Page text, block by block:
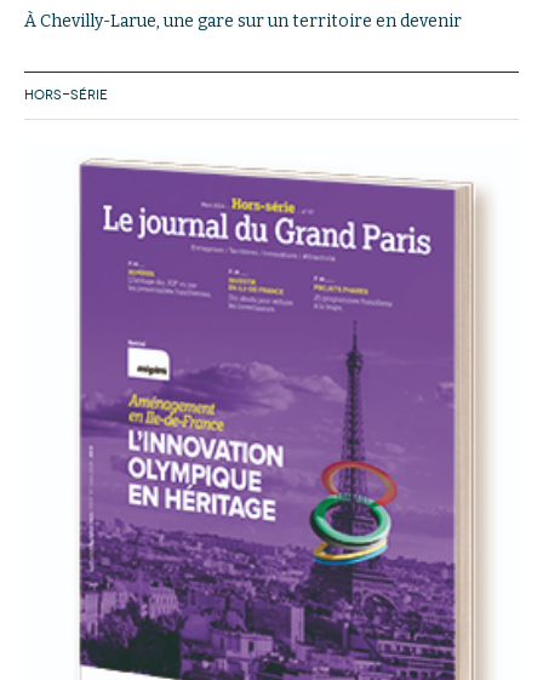
À Chevilly-Larue, une gare sur un territoire en devenir
HORS-SÉRIE